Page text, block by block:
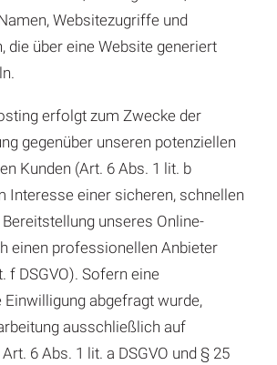
Websitezugriffe und
die über eine Website generiert
erfolgt zum Zwecke der
gegenüber unseren potenziellen
Kunden (Art. 6 Abs. 1 lit. b
Interesse einer sicheren, schnellen
unseres Online-
einen professionellen Anbieter
f DSGVO). Sofern eine
Einwilligung abgefragt wurde,
ausschließlich auf
6 Abs. 1 lit. a DSGVO und § 25